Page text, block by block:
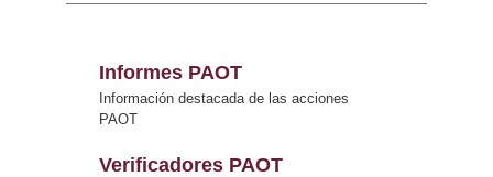
Informes PAOT
Información destacada de las acciones
PAOT
Verificadores PAOT